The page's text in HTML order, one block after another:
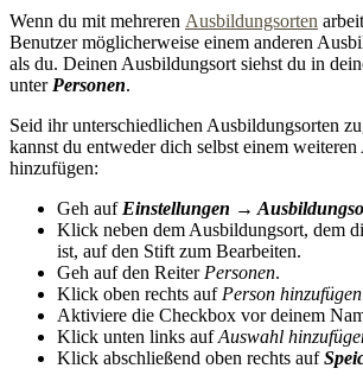
Wenn du mit mehreren Ausbildungsorten
Benutzer möglicherweise einem anderen
als du. Deinen Ausbildungsort siehst du in
unter Personen.
Seid ihr unterschiedlichen Ausbildungsorten
kannst du entweder dich selbst einem
hinzufügen:
Geh auf Einstellungen →
Klick neben dem Ausbildungsort, dem
ist, auf den Stift zum Bearbeiten.
Geh auf den Reiter Personen.
Klick oben rechts auf Person hinzufügen
Aktiviere die Checkbox vor deinem
Klick unten links aufAuswahl
Klick abschließend oben rechts auf